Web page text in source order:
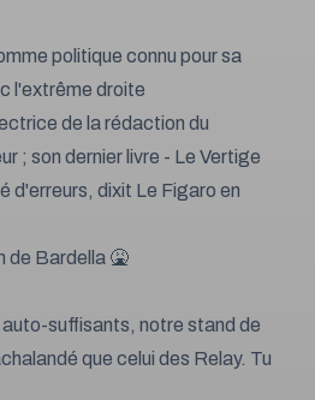
politique connu pour sa
l'extrême droite
de la rédaction du
; son dernier livre - Le Vertige
d'erreurs, dixit Le Figaro en
de Bardella 🤮
suffisants, notre stand de
que celui des Relay. Tu